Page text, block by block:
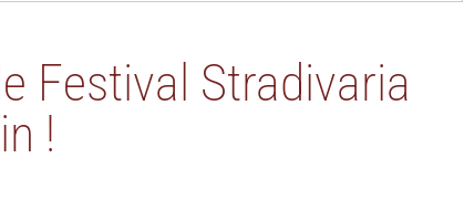
Festival Stradivaria
!